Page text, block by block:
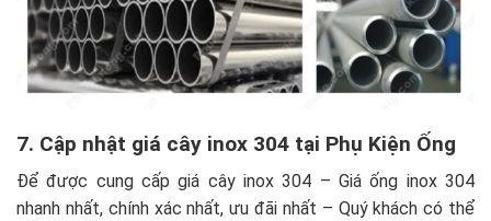
7. Cập nhật giá cây inox 304 tại Phụ Kiện Ống
Để được cung cấp giá cây inox 304 – Giá ống inox 304
nhanh nhất, chính xác nhất, ưu đãi nhất – Quý khách có thể